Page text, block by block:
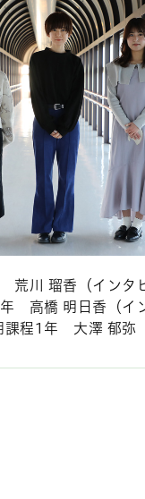
川 瑠香（インタ
高橋 明日香（イ
課程1年 大澤 郁弥